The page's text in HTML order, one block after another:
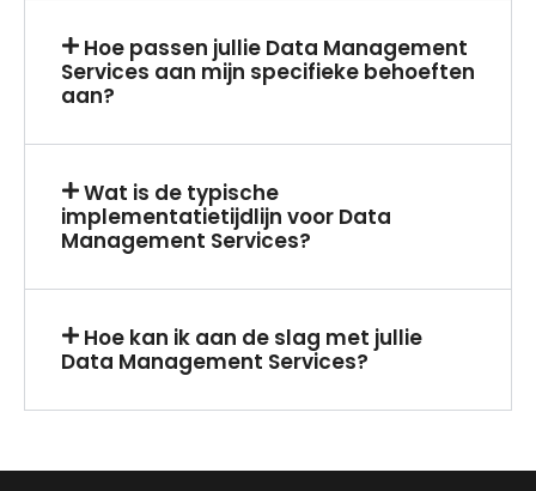
Hoe passen jullie Data Management
Services aan mijn specifieke behoeften
aan?
Wat is de typische
implementatietijdlijn voor Data
Management Services?
Hoe kan ik aan de slag met jullie
Data Management Services?